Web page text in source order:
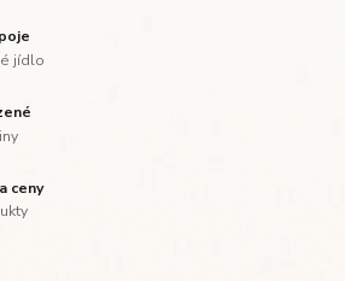
jídlo
ceny